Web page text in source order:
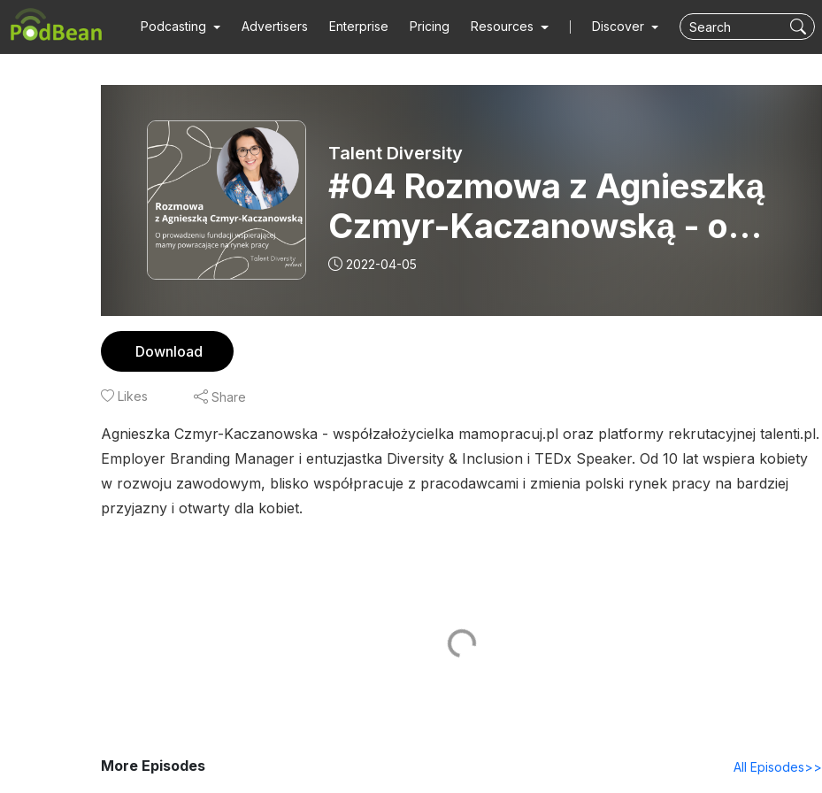
Podcasting Advertisers Enterprise Pricing Resources Discover
Talent Diversity
#04 Rozmowa z Agnieszką
Czmyr-Kaczanowską - o
prowadzeniu fundacji
wspierającej mamy
2022-04-05
Download
Likes Share
Agnieszka Czmyr-Kaczanowska - współzałożycielka mamopracuj.pl oraz platformy rekrutacyjnej talenti.pl.
Employer Branding Manager i entuzjastka Diversity & Inclusion i TEDx Speaker. Od 10 lat wspiera kobiety
w rozwoju zawodowym, blisko współpracuje z pracodawcami i zmienia polski rynek pracy na bardziej
przyjazny i otwarty dla kobiet.
More Episodes All Episodes>>